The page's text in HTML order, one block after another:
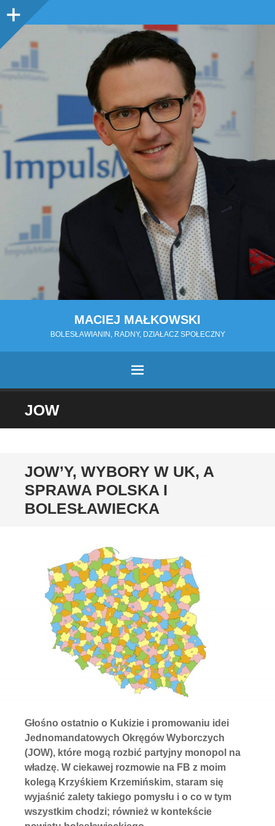
Panel
MACIEJ MAŁKOWSKI
BOLESŁAWIANIN, RADNY, DZIAŁACZ SPOŁECZNY
MENU
PRZESKOCZ
JOW
JOW’Y, WYBORY W UK, A
SPRAWA POLSKA I
BOLESŁAWIECKA
Głośno ostatnio o Kukizie i promowaniu idei
Jednomandatowych Okręgów Wyborczych
(JOW), które mogą rozbić partyjny monopol na
władzę. W ciekawej rozmowie na FB z moim
kolegą Krzyśkiem Krzemińskim, staram się
wyjaśnić zalety takiego pomysłu i o co w tym
wszystkim chodzi; również w kontekście